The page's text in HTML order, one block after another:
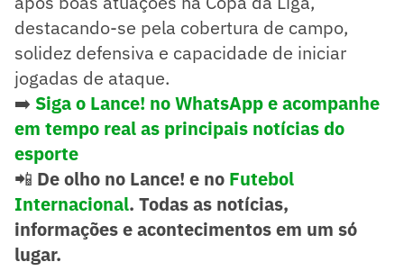
destacando-se pela cobertura de campo,
solidez defensiva e capacidade de iniciar
jogadas de ataque.
➡️ Siga o Lance! no WhatsApp e acompanhe
em tempo real as principais notícias do
esporte
📲 De olho no Lance! e no Futebol
Internacional. Todas as notícias,
informações e acontecimentos em um só
lugar.